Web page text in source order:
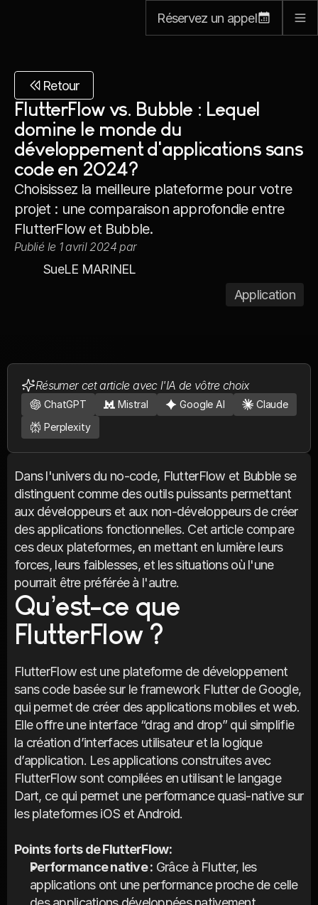
Réservez un appel
Retour
FlutterFlow vs. Bubble : Lequel
domine le monde du
développement d'applications sans
code en 2024?
Choisissez la meilleure plateforme pour votre
projet : une comparaison approfondie entre
FlutterFlow et Bubble.
Publié le 1 avril 2024 par
SueLE MARINEL
Application
Résumer cet article avec l'IA de vôtre choix
ChatGPT Mistral Google AI
Claude
Perplexity
Dans l'univers du no-code, FlutterFlow et Bubble se
distinguent comme des outils puissants permettant
aux développeurs et aux non-développeurs de créer
des applications fonctionnelles. Cet article compare
ces deux plateformes, en mettant en lumière leurs
forces, leurs faiblesses, et les situations où l'une
pourrait être préférée à l'autre.
Qu’est-ce que
FlutterFlow ?
FlutterFlow est une plateforme de développement
sans code basée sur le framework Flutter de Google,
qui permet de créer des applications mobiles et web.
Elle offre une interface “drag and drop” qui simplifie
la création d’interfaces utilisateur et la logique
d’application. Les applications construites avec
FlutterFlow sont compilées en utilisant le langage
Dart, ce qui permet une performance quasi-native sur
les plateformes iOS et Android.
Points forts de FlutterFlow:
Performance native : Grâce à Flutter, les
applications ont une performance proche de celle